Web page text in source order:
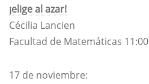
¡elige al azar!
Cécilia Lancien
Facultad de Matemáticas 11:00
17 de noviembre: